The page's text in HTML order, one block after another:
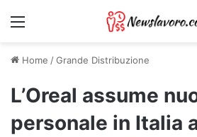
Menu
Home /Grande Distribuzione
L’Oreal assume
personale in Italia